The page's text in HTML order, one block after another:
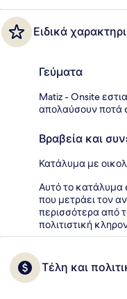
Ειδικά
Γεύματα
Matiz - Onsite
απολαύσουν ποτά
Βραβεία και
Κατάλυμα με
Αυτό το κατάλυμα
που μετράει τον
περισσότερα από
πολιτιστική
Τέλη και